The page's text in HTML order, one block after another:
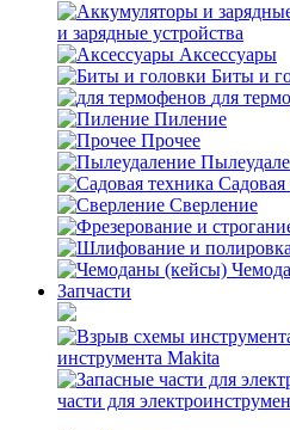
и зарядные устройства
Аксессуары
Биты и
для
Пиление
Прочее
Садовая
Сверление
Запчасти
инструмента Makita
части для